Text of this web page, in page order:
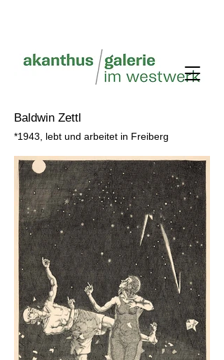
Baldwin Zettl
*1943 , lebt und arbeitet in Freiberg